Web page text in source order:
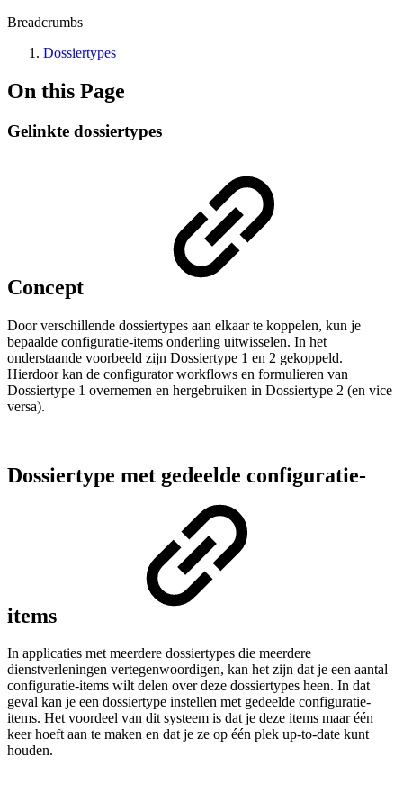
Breadcrumbs
Dossiertypes
On this Page
Gelinkte dossiertypes
Concept
Door verschillende dossiertypes aan elkaar te koppelen, kun je
bepaalde configuratie-items onderling uitwisselen. In het
onderstaande voorbeeld zijn Dossiertype 1 en 2 gekoppeld.
Hierdoor kan de configurator workflows en formulieren van
Dossiertype 1 overnemen en hergebruiken in Dossiertype 2 (en vice
versa).
Dossiertype met gedeelde configuratie-
items
In applicaties met meerdere dossiertypes die meerdere
dienstverleningen vertegenwoordigen, kan het zijn dat je een aantal
configuratie-items wilt delen over deze dossiertypes heen. In dat
geval kan je een dossiertype instellen met gedeelde configuratie-
items. Het voordeel van dit systeem is dat je deze items maar één
keer hoeft aan te maken en dat je ze op één plek up-to-date kunt
houden.